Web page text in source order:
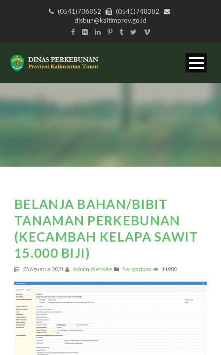
(0541)736852
(0541)748382
disbun@kaltimprov.go.id
BELANJA BAHAN/BIBIT
TANAMAN PERKEBUNAN
(KECAMBAH KELAPA SAWIT
15.000 BIJI)
23 Agustus 2021 Admin Website Pengadaan 11980